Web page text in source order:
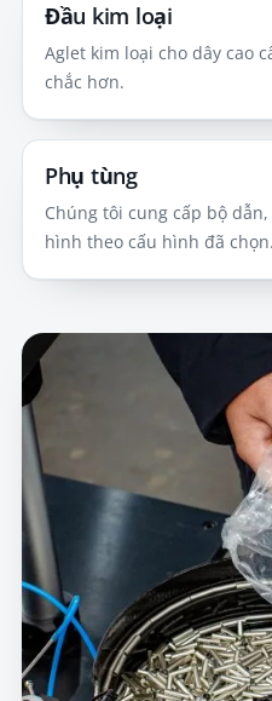
Đầu kim loại
Aglet kim loại cho dây cao
chắc hơn.
Phụ tùng
Chúng tôi cung cấp bộ
hình theo cấu hình đã chọn.